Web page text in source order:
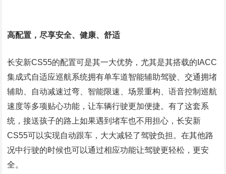
高配置，尽享安全、健康、舒适
长安新CS55的配置可是其一大优势，尤其是其搭载的IACC
集成式自适应巡航系统拥有单车道智能辅助驾驶、交通拥堵
辅助、自动减速过弯、智能限速、场景重构、语音控制巡航
速度等多项贴心功能，让车辆行驶更加便捷。有了这套系
统，接送孩子的路上如果遇到堵车也不用担心，长安新
CS55可以实现自动跟车，大大减轻了驾驶负担。在其他路
况中行驶的时候也可以通过相应功能让驾驶更轻松，更安
全。